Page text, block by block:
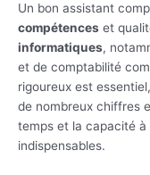
Un bon assistant
compétences et
informatiques,
et de comptabilité
rigoureux est
de nombreux chiffres
temps et la capacité
indispensables.